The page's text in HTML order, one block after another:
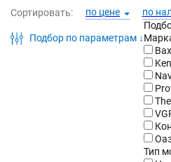
Сортировать: по цене по
Подбор по параметрам ↓
Тип